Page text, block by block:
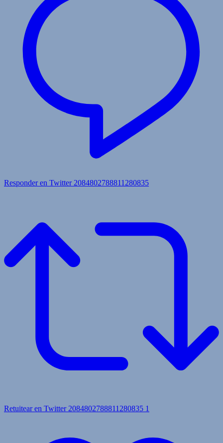
Responder en Twitter 2084802788811280835
Retuitear en Twitter 2084802788811280835 1